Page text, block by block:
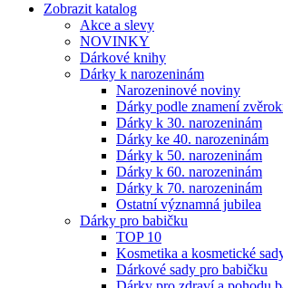
Zobrazit katalog
Akce a slevy
NOVINKY
Dárkové knihy
Dárky k narozeninám
Narozeninové noviny
Dárky podle znamení
Dárky k 30. narozeninám
Dárky ke 40. narozeninám
Dárky k 50. narozeninám
Dárky k 60. narozeninám
Dárky k 70. narozeninám
Ostatní významná jubilea
Dárky pro babičku
TOP 10
Kosmetika a kosmetické
Dárkové sady pro babičku